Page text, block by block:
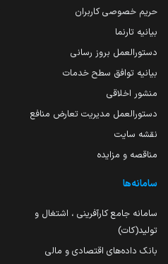
حریم خصوصی کاربران
بیانیه تارنما
دستورالعمل بروز رسانی
بیانیه توافق سطح خدمات
منشور اخلاقی
دستورالعمل مدیریت تعارض منافع
نقشه سایت
مناقصه و مزایده
سامانه‌ها
سامانه جامع کارآفرینی ، اشتغال و
تولید(کات)
بانک داده‌های اقتصادی و مالی